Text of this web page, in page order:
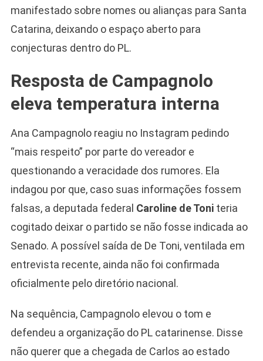
manifestado sobre nomes ou alianças para Santa
Catarina, deixando o espaço aberto para
conjecturas dentro do PL.
Resposta de Campagnolo
eleva temperatura interna
Ana Campagnolo reagiu no Instagram pedindo
“mais respeito” por parte do vereador e
questionando a veracidade dos rumores. Ela
indagou por que, caso suas informações fossem
falsas, a deputada federal Caroline de Toniteria
cogitado deixar o partido se não fosse indicada ao
Senado. A possível saída de De Toni, ventilada em
entrevista recente, ainda não foi confirmada
oficialmente pelo diretório nacional.
Na sequência, Campagnolo elevou o tom e
defendeu a organização do PL catarinense. Disse
não querer que a chegada de Carlos ao estado
Camiseta Camisa
2026 Pátria Brasil 6 X
R$60,00R$99,00 -39%
Ver no MERCADO